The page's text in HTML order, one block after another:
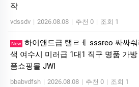
작
vdssdv | 2026.08.08 | 추천 0 | 조회 1
New 하이앤드급 탤ㄹㅔ sssreo 싸싸
색 여수시 미러급 1대1 직구 명품 가
품쇼핑몰 JWI
bbabvdfsh | 2026.08.08 | 추천 0 | 조회 1